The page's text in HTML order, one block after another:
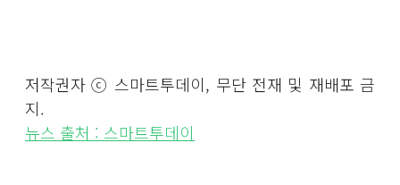
저작권자 ⓒ 스마트투데이, 무단 전재 및 재배포 금
지.
뉴스 출처 : 스마트투데이